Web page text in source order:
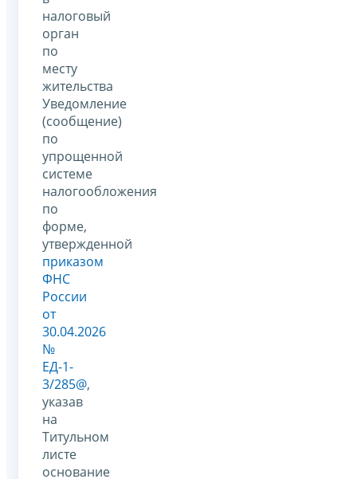
налоговый
орган
по
месту
жительства
Уведомление
(сообщение)
по
упрощенной
системе
налогообложения
по
форме,
утвержденной
приказом
ФНС
России
от
30.04.2026
№
ЕД-1-
3/285@,
указав
на
Титульном
листе
основание